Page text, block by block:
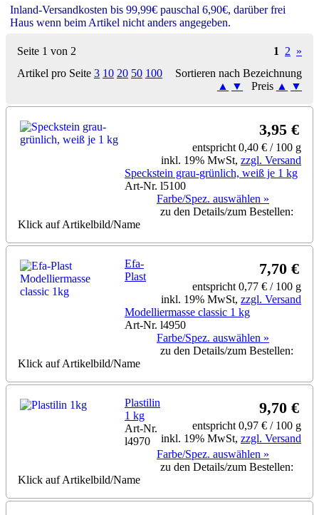
Inland-Versandkosten bis 99,99€ pauschal 6,90€, darüber frei
Haus wenn beim Artikel nicht anders angegeben.
Seite 1 von 2 1 2 »
Artikel pro Seite 3 10 20 50 100
Sortieren nach Bezeichnung
▲
▼ Preis ▲ ▼
3,95 €
entspricht 0,40 € / 100 g
inkl. 19% MwSt, zzgl. Versand
Speckstein grau-grünlich, weiß je 1 kg
Art-Nr. l5100
Farbe/Spez. auswählen »
zu den Details/zum Bestellen:
Klick auf Artikelbild/Name
7,70 €
entspricht 0,77 € / 100 g
inkl. 19% MwSt, zzgl. Versand
Efa-
Plast
Modelliermasse classic 1 kg
Art-Nr. l4950
Farbe/Spez. auswählen »
zu den Details/zum Bestellen:
Klick auf Artikelbild/Name
9,70 €
entspricht 0,97 € / 100 g
inkl. 19% MwSt, zzgl. Versand
Plastilin
1 kg
Art-Nr.
l4970
Farbe/Spez. auswählen »
zu den Details/zum Bestellen:
Klick auf Artikelbild/Name